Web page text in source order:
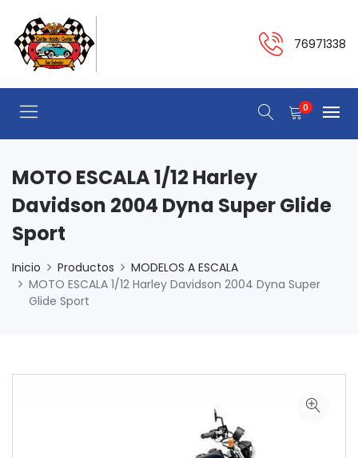
76971338
0
MOTO ESCALA 1/12 Harley
Davidson 2004 Dyna Super Glide
Sport
Inicio Productos
MODELOS A ESCALA
MOTO ESCALA 1/12 Harley Davidson 2004 Dyna Super
Glide Sport